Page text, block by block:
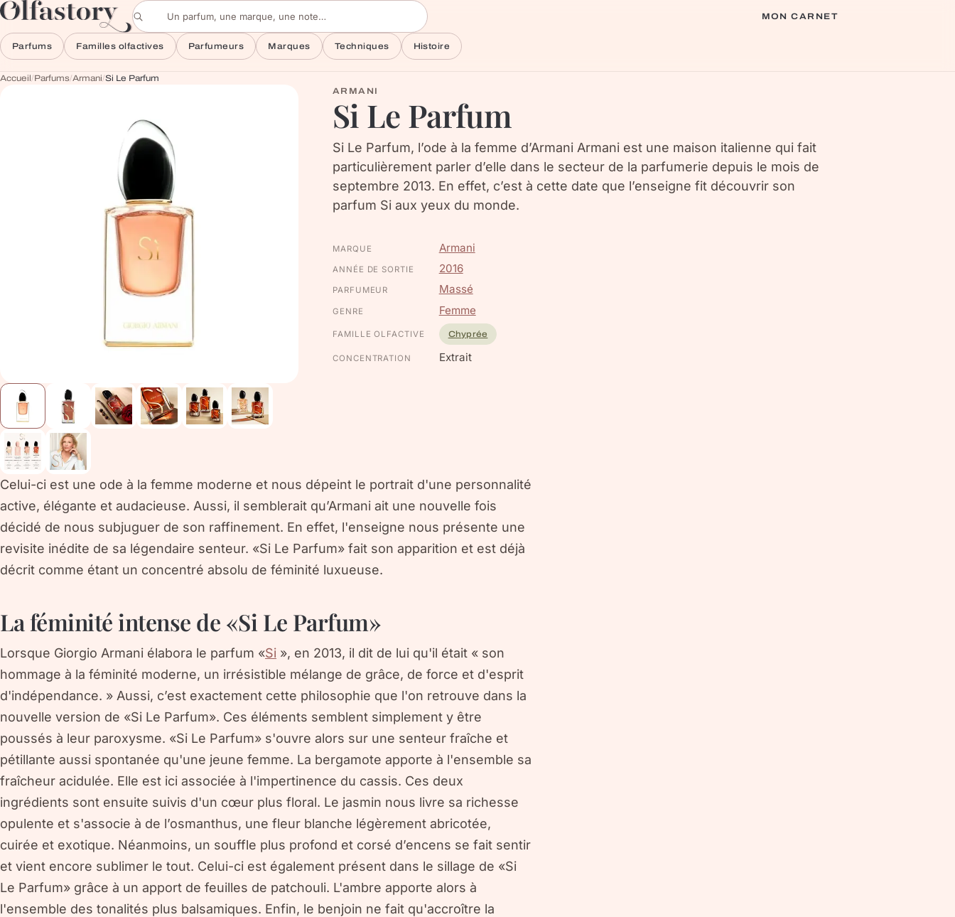
Aller au contenu
Rechercher un parfum
MON CARNET
Parfums Familles olfactives Parfumeurs Marques Techniques Histoire
Accueil/Parfums/Armani/Si Le Parfum
ARMANI
Si Le Parfum
Si Le Parfum, l’ode à la femme d’Armani Armani est une maison italienne qui fait
particulièrement parler d’elle dans le secteur de la parfumerie depuis le mois de
septembre 2013. En effet, c’est à cette date que l’enseigne fit découvrir son
parfum Si aux yeux du monde.
MARQUE Armani
ANNÉE DE SORTIE 2016
PARFUMEUR Massé
GENRE Femme
FAMILLE OLFACTIVE Chyprée
CONCENTRATION Extrait
Celui-ci est une ode à la femme moderne et nous dépeint le portrait d'une personnalité
active, élégante et audacieuse. Aussi, il semblerait qu’Armani ait une nouvelle fois
décidé de nous subjuguer de son raffinement. En effet, l'enseigne nous présente une
revisite inédite de sa légendaire senteur. «Si Le Parfum» fait son apparition et est déjà
décrit comme étant un concentré absolu de féminité luxueuse.
La féminité intense de «Si Le Parfum»
Lorsque Giorgio Armani élabora le parfum «Si », en 2013, il dit de lui qu'il était « son
hommage à la féminité moderne, un irrésistible mélange de grâce, de force et d'esprit
d'indépendance. » Aussi, c’est exactement cette philosophie que l'on retrouve dans la
nouvelle version de «Si Le Parfum». Ces éléments semblent simplement y être
poussés à leur paroxysme. «Si Le Parfum» s'ouvre alors sur une senteur fraîche et
pétillante aussi spontanée qu'une jeune femme. La bergamote apporte à l'ensemble sa
fraîcheur acidulée. Elle est ici associée à l'impertinence du cassis. Ces deux
ingrédients sont ensuite suivis d'un cœur plus floral. Le jasmin nous livre sa richesse
opulente et s'associe à de l’osmanthus, une fleur blanche légèrement abricotée,
cuirée et exotique. Néanmoins, un souffle plus profond et corsé d’encens se fait sentir
et vient encore sublimer le tout. Celui-ci est également présent dans le sillage de «Si
Le Parfum» grâce à un apport de feuilles de patchouli. L'ambre apporte alors à
l'ensemble des tonalités plus balsamiques. Enfin, le benjoin ne fait qu'accroître la